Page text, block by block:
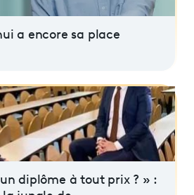
a encore sa place
diplôme à tout prix ? » :